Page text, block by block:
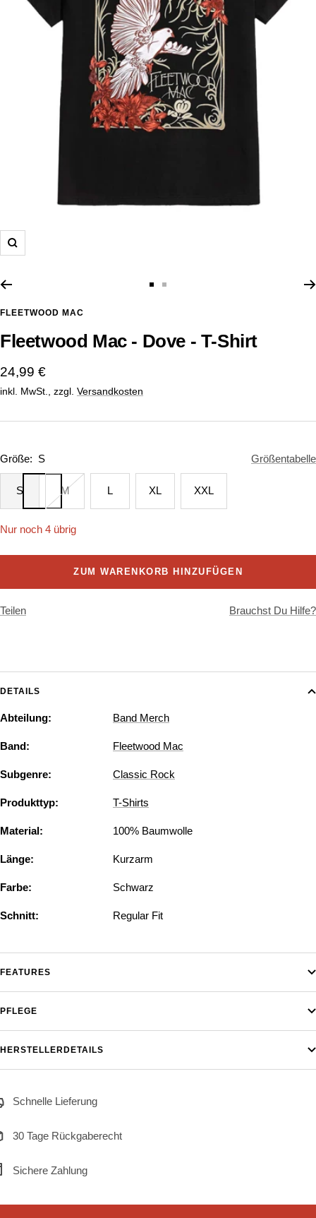
Zoom
gehen
gehen
FLEETWOOD MAC
Fleetwood Mac - Dove - T-Shirt
Angebotspreis
24,99 €
inkl. MwSt., zzgl. Versandkosten
Größe: S Größentabelle
S M L XL XXL
Nur noch 4 übrig
ZUM WARENKORB HINZUFÜGEN
Teilen Brauchst Du Hilfe?
DETAILS
Abteilung: Band Merch
Band: Fleetwood Mac
Subgenre: Classic Rock
Produkttyp: T-Shirts
Material: 100% Baumwolle
Länge: Kurzarm
Farbe: Schwarz
Schnitt: Regular Fit
FEATURES
PFLEGE
HERSTELLERDETAILS
Schnelle Lieferung
30 Tage Rückgaberecht
Sichere Zahlung